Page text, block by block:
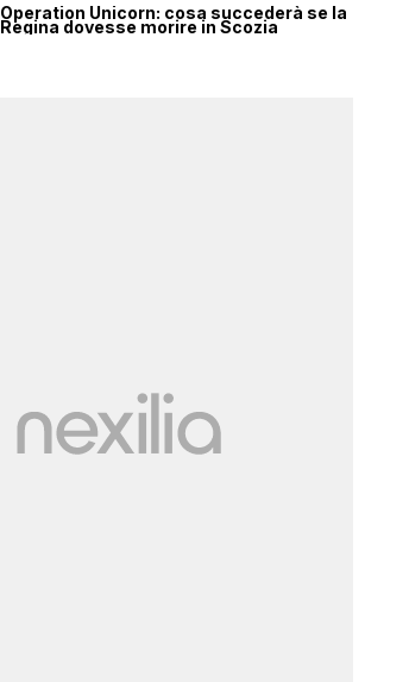
Operation Unicorn: cosa succederà se la
Regina dovesse morire in Scozia